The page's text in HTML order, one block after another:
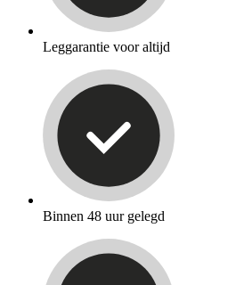
Leggarantie voor altijd
Binnen 48 uur gelegd